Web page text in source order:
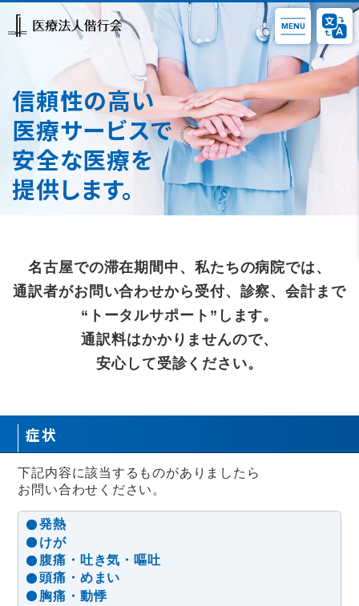
信頼性の高い
医療サービスで
安全な医療を
提供します。
名古屋での滞在期間中、私たちの病院では、
通訳者がお問い合わせから受付、診察、会計まで
“トータルサポート”します。
通訳料はかかりませんので、
安心して受診ください。
症状
下記内容に該当するものがありましたら
お問い合わせください。
発熱
けが
腹痛・吐き気・嘔吐
頭痛・めまい
胸痛・動悸